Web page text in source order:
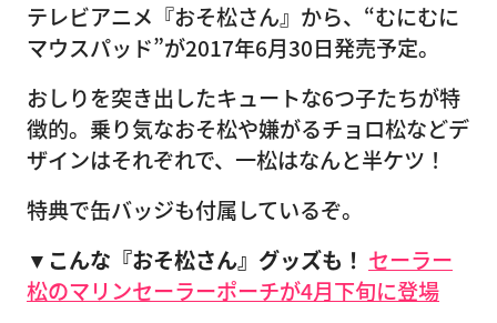
テレビアニメ『おそ松さん』から、“むにむに
マウスパッド”が2017年6月30日発売予定。
おしりを突き出したキュートな6つ子たちが特
徴的。乗り気なおそ松や嫌がるチョロ松などデ
ザインはそれぞれで、一松はなんと半ケツ！
特典で缶バッジも付属しているぞ。
▼こんな『おそ松さん』グッズも！ セーラー
松のマリンセーラーポーチが4月下旬に登場